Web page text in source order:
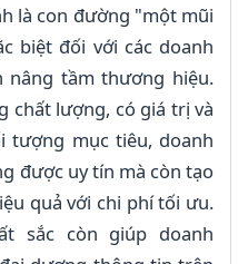
là con đường "một mũi
biệt đối với các doanh
nâng tầm thương hiệu.
chất lượng, có giá trị và
tượng mục tiêu, doanh
được uy tín mà còn tạo
quả với chi phí tối ưu.
sắc còn giúp doanh